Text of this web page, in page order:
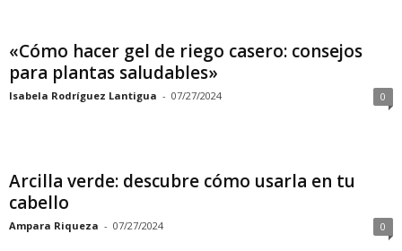
«Cómo hacer gel de riego casero: consejos
para plantas saludables»
Isabela Rodríguez Lantigua - 07/27/2024 0
Arcilla verde: descubre cómo usarla en tu
cabello
Ampara Riqueza - 07/27/2024 0